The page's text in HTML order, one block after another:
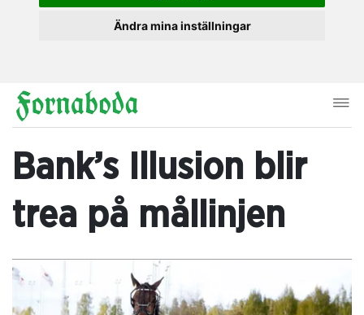
Ändra mina inställningar
Bank’s Illusion blir
trea på mållinjen